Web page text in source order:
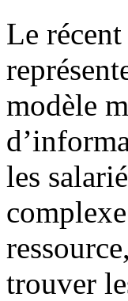
Le
modèle
les
trouver